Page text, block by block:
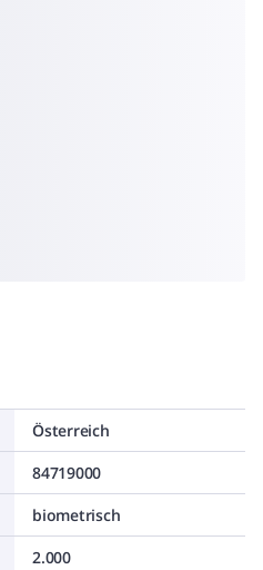
Österreich
84719000
biometrisch
2.000